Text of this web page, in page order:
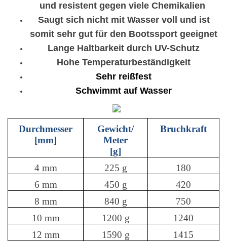
und resistent gegen viele Chemikalien
Saugt sich nicht mit Wasser voll und ist
somit sehr gut für den Bootssport geeignet
Lange Haltbarkeit durch UV-Schutz
Hohe Temperaturbeständigkeit
Sehr reißfest
Schwimmt auf Wasser
Durchmesser
[mm]
Gewicht/
Meter
[g]
Bruchkraft
4 mm 225 g
180
6 mm
450 g
420
8 mm
840 g
750
10 mm
1200 g
1240
12 mm
1590 g
1415